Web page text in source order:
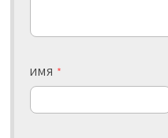
ИМЯ *